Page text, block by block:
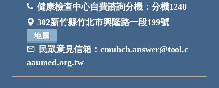
健康檢查中心自費諮詢分機： 分機1240
302新竹縣竹北市興隆路一段199號
地圖
民眾意見信箱： cmuhch.answer@tool.c
aaumed.org.tw